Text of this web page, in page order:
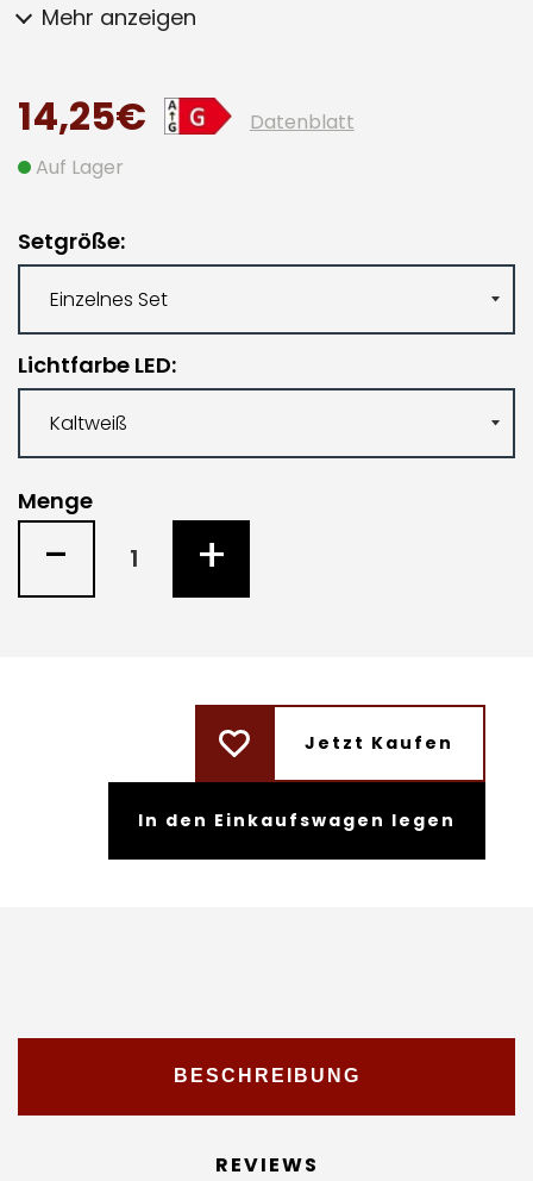
Mehr anzeigen
14,25€
Datenblatt
Auf Lager
Setgröße
Lichtfarbe LED
Menge
- +
Jetzt Kaufen
In den Einkaufswagen legen
BESCHREIBUNG
REVIEWS